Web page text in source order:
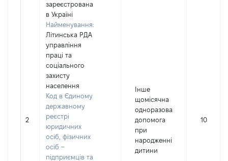
2
зареєстрована
в Україні
Найменування:
Літинська РДА
управління
праці та
соціального
захисту
населення
Код в Єдиному
державному
реєстрі
юридичних
осіб, фізичних
осіб –
підприємців та
Інше
щомісячна
одноразова
допомога
при
народженні
дитини
10320